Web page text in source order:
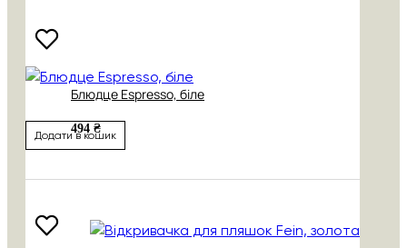
Блюдце Espresso, біле
494 ₴
Додати в кошик